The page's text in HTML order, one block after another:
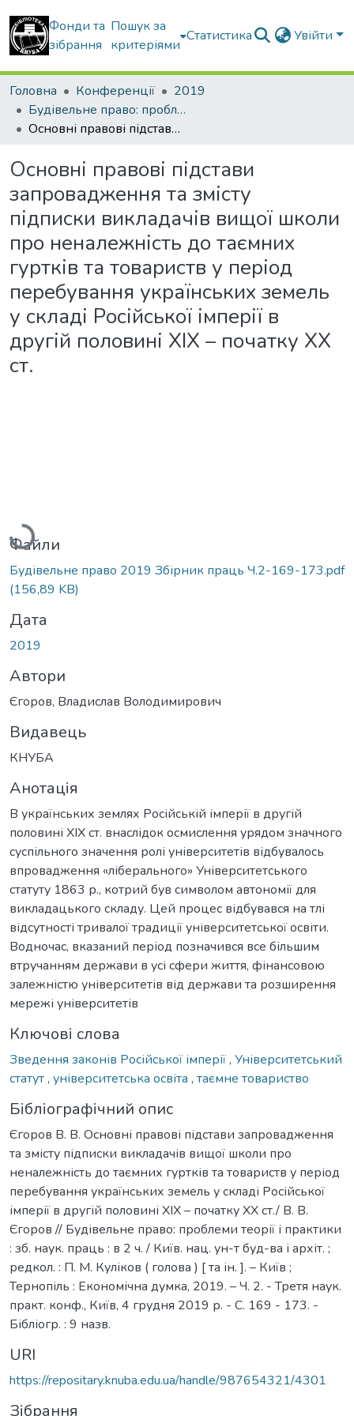
Фонди та
зібрання
Пошук за
критеріями
Статистика Увійти
Головна Конференції
2019
Будівельне право: проблеми теорії і практики
Основні правові підстави запровадження та змісту підписки викладачів вищої школи про неналежність до таємних гуртків та товариств у період перебування українських земель у складі Російської імперії в другій половині XIX – початку XX ст.
Основні правові підстави
запровадження та змісту
підписки викладачів вищої школи
про неналежність до таємних
гуртків та товариств у період
перебування українських земель
у складі Російської імперії в
другій половині XIX – початку XX
ст.
Вантажиться...
Файли
Будівельне право 2019 Збірник праць Ч.2-169-173.pdf
(156,89 KB)
Дата
2019
Автори
Єгоров, Владислав Володимирович
Видавець
КНУБА
Анотація
В українських землях Російській імперії в другій
половині XIX ст. внаслідок осмислення урядом значного
суспільного значення ролі університетів відбувалось
впровадження «ліберального» Університетського
статуту 1863 р., котрий був символом автономії для
викладацького складу. Цей процес відбувався на тлі
відсутності тривалої традиції університетської освіти.
Водночас, вказаний період позначився все більшим
втручанням держави в усі сфери життя, фінансовою
залежністю університетів від держави та розширення
мережі університетів
Ключові слова
Зведення законів Російської імперії, Університетський
статут, університетська освіта , таємне товариство
Бібліографічний опис
Єгоров В. В. Основні правові підстави запровадження
та змісту підписки викладачів вищої школи про
неналежність до таємних гуртків та товариств у період
перебування українських земель у складі Російської
імперії в другій половині XIX – початку XX ст./ В. В.
Єгоров // Будівельне право: проблеми теорії і практики
: зб. наук. праць : в 2 ч. / Київ. нац. ун-т буд-ва і архіт. ;
редкол. : П. М. Куліков ( голова ) [ та ін. ]. – Київ ;
Тернопіль : Економічна думка, 2019. – Ч. 2. - Третя наук.
практ. конф., Київ, 4 грудня 2019 р. - С. 169 - 173. -
Бібліогр. : 9 назв.
URI
https://repositary.knuba.edu.ua/handle/987654321/4301
Зібрання